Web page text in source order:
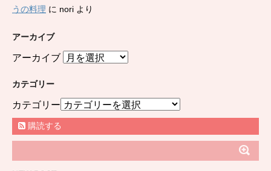
うの料理 に nori より
アーカイブ
アーカイブ
カテゴリー
カテゴリー
購読する